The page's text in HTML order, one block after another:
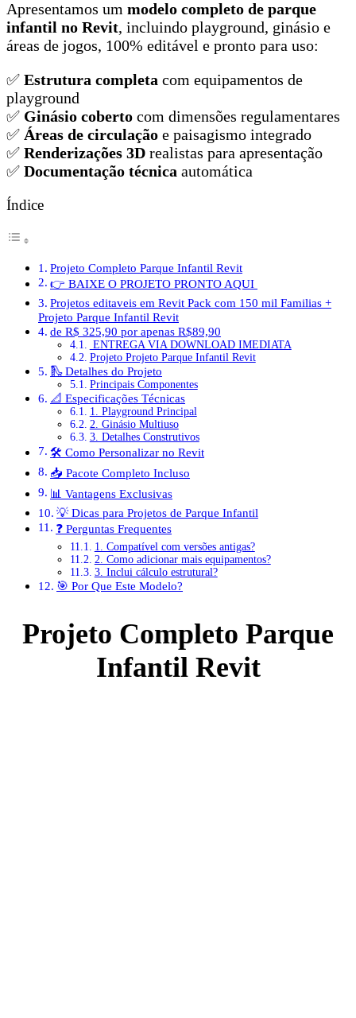
Apresentamos um modelo completo de parque
infantil no Revit, incluindo playground, ginásio e
áreas de jogos, 100% editável e pronto para uso:
✅ Estrutura completa com equipamentos de
playground
✅ Ginásio coberto com dimensões regulamentares
✅ Áreas de circulação e paisagismo integrado
✅ Renderizações 3D realistas para apresentação
✅ Documentação técnica automática
Índice
Projeto Completo Parque Infantil Revit
👉 BAIXE O PROJETO PRONTO AQUI
Projetos editaveis em Revit Pack com 150 mil Familias +
Projeto Parque Infantil Revit
de R$ 325,90 por apenas R$89,90
ENTREGA VIA DOWNLOAD IMEDIATA
Projeto Projeto Parque Infantil Revit
🛝 Detalhes do Projeto
Principais Componentes
📐 Especificações Técnicas
1. Playground Principal
2. Ginásio Multiuso
3. Detalhes Construtivos
🛠️ Como Personalizar no Revit
📥 Pacote Completo Incluso
📊 Vantagens Exclusivas
💡 Dicas para Projetos de Parque Infantil
❓ Perguntas Frequentes
1. Compatível com versões antigas?
2. Como adicionar mais equipamentos?
3. Inclui cálculo estrutural?
🎯 Por Que Este Modelo?
Projeto Completo Parque
Infantil Revit